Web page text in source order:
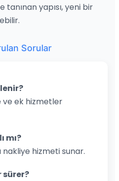
tanınan yapısı, yeni bir
Sorular
ve ek hizmetler
mı?
hizmeti sunar.
sürer?